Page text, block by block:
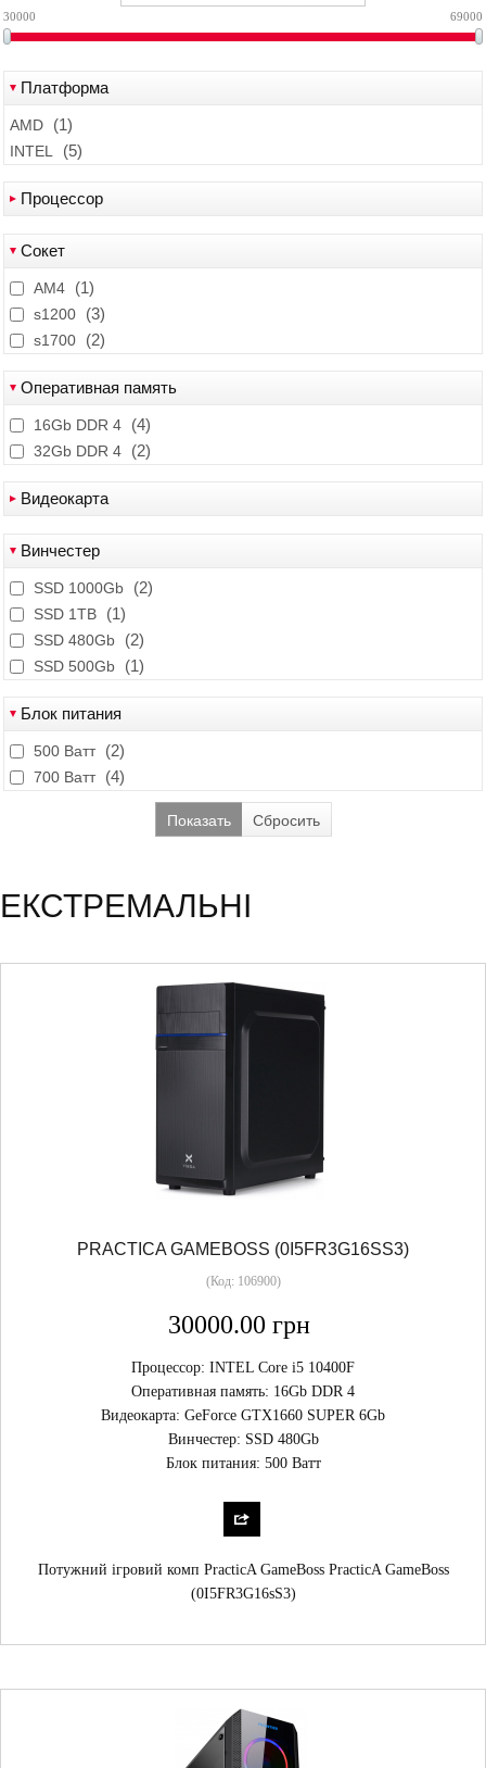
30000 69000
Платформа
AMD (1)
INTEL (5)
Процессор
INTEL Core i5 10400F
INTEL Core i7 10700F
INTEL Core i9 12900F
Сокет
AM4 (1)
s1200 (3)
s1700 (2)
Оперативная память
16Gb DDR 4 (4)
32Gb DDR 4 (2)
Видеокарта
GeForce GTX1660 SUPER 6Gb
GeForce RTX 3070 8Gb
GeForce RTX3060 12Gb
Винчестер
SSD 1000Gb (2)
SSD 1TB (1)
SSD 480Gb (2)
SSD 500Gb (1)
Блок питания
500 Ватт (2)
700 Ватт (4)
Показать Сбросить
ЕКСТРЕМАЛЬНІ
PRACTICA GAMEBOSS (0I5FR3G16SS3)
(Код: 106900)
30000.00 грн
Процессор: INTEL Core i5 10400F
Оперативная память: 16Gb DDR 4
Видеокарта: GeForce GTX1660 SUPER 6Gb
Винчестер: SSD 480Gb
Блок питания: 500 Ватт
Потужний ігровий комп PracticA GameBoss PracticA GameBoss
(0I5FR3G16sS3)